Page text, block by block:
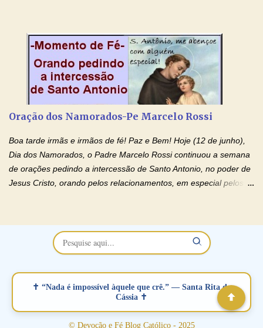
no programa de rádio Momento de Fé, pela cura dos
relacionamentos. Seu relacionamento está doente? Você está
sofrendo? Então ouça o Momento de Fé e entre nesta corrente
de orações abençoadas, d eixe o Amor Ágape de Jesus curar e
restaurar você e seu relacionamento. Adriana-Devoção e Fé
separados, devido ao envolvimento de outras pessoas no
relacionamento e que minaram, espiritualmente, a relação do
casal. Vamos orar (coloque o seu esposo ou esposa diante de
Deus). "Senhor Jesus, restaura os laços ...
Oração dos Namorados-Pe Marcelo Rossi
Boa tarde irmãs e irmãos de fé! Paz e Bem! Hoje (12 de junho),
Dia dos Namorados, o Padre Marcelo Rossi continuou a semana
de orações pedindo a intercessão de Santo Antonio, no poder de
Jesus Cristo, orando pelos relacionamentos, em especial pelos
maravilhosos cartões que coloquei aqui para vocês. Não perca
esta abençoada semana no Momento de Fé do Padre Marcelo,
vamos juntos formar esta forte corrente de orações. Você que
verdadeiro, ou que está com problemas no relacionamento
amoroso, creia na poderosa intercessão deste santo amigo:
Santo Antonio! Tenha fé, não desista, pois ele intercede por nós
junto a Jesus! Fique no Amor Ágape de Jesus e no Amor Materno
✝ “Nada é impossível àquele que crê.” — Santa Rita de
Cássia ✝
© Devoção e Fé Blog Católico - 2025